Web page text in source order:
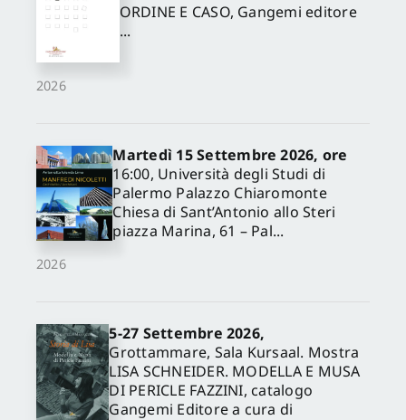
2026
ORDINE E CASO, Gangemi editore
...
2026
Martedì 15 Settembre 2026, ore
16:00, Università degli Studi di
Palermo Palazzo Chiaromonte
Chiesa di Sant’Antonio allo Steri
piazza Marina, 61 – Pal...
5-27 Settembre 2026,
Grottammare, Sala Kursaal. Mostra
LISA SCHNEIDER. MODELLA E MUSA
DI PERICLE FAZZINI, catalogo
Gangemi Editore a cura di